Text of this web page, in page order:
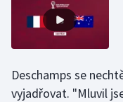
Lyže a snowboard
Motorsport
Deschamps se
vyjadřovat. "Mluvil